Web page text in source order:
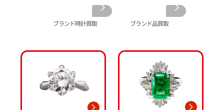
大判･小判 買取
ホワイトゴールド 買取
金コンビ 買取
プラチナ 買取
プラチナインゴット 買取
グッチ 買取
買取可能な商品をもっと見る
タグ・ホイヤー 買取
買取
ブライトリング
買取
ヴァシュロン・コンスタンタン 買取
ブランド時計買取 ブランド品買取